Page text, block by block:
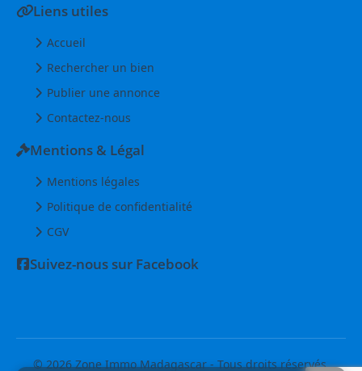
Liens utiles
Accueil
Rechercher un bien
Publier une annonce
Contactez-nous
Mentions & Légal
Mentions légales
Politique de confidentialité
CGV
Suivez-nous sur Facebook
© 2026 Zone Immo Madagascar - Tous droits réservés.